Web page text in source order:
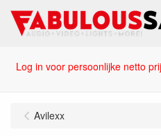
Log in voor persoonlijke netto
Avilexx